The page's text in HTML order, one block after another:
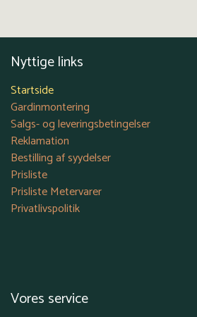
Nyttige links
Startside
Gardinmontering
Salgs- og leveringsbetingelser
Reklamation
Bestilling af syydelser
Prisliste
Prisliste Metervarer
Privatlivspolitik
Vores service